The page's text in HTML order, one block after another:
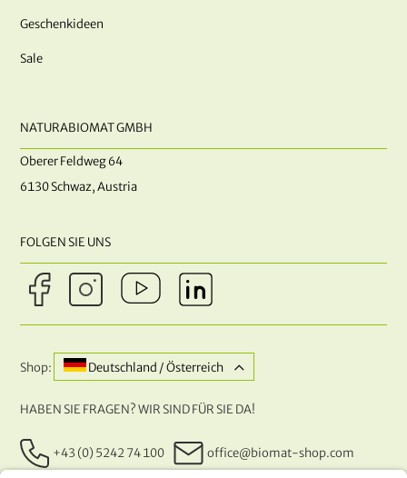
Geschenkideen
Sale
NATURABIOMAT GMBH
Oberer Feldweg 64
6130 Schwaz, Austria
FOLGEN SIE UNS
Shop: Deutschland / Österreich
HABEN SIE FRAGEN? WIR SIND FÜR SIE DA!
+43 (0) 5242 74 100 office@biomat-shop.com